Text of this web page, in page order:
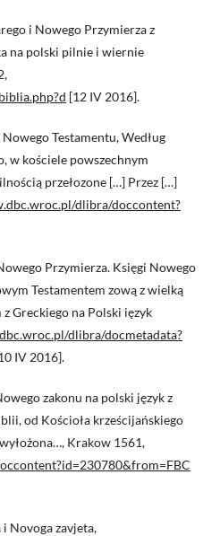
i Nowego Przymierza z
na polski pilnie i wiernie
[12 IV 2016].
Testamentu, Według
w kościele powszechnym
przełozone […] Przez […]
dlibra/doccontent?
Przymierza. Księgi Nowego
Testamentem zową z wielką
Greckiego na Polski ięzyk
dlibra/docmetadata?
IV 2016].
zakonu na polski język z
od Kościoła krześcijańskiego
Krakow 1561,
Novoga zavjeta,